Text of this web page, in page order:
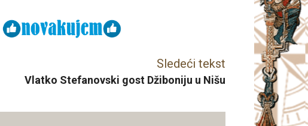
Sledeći tekst
Vlatko Stefanovski gost Džiboniju u Nišu